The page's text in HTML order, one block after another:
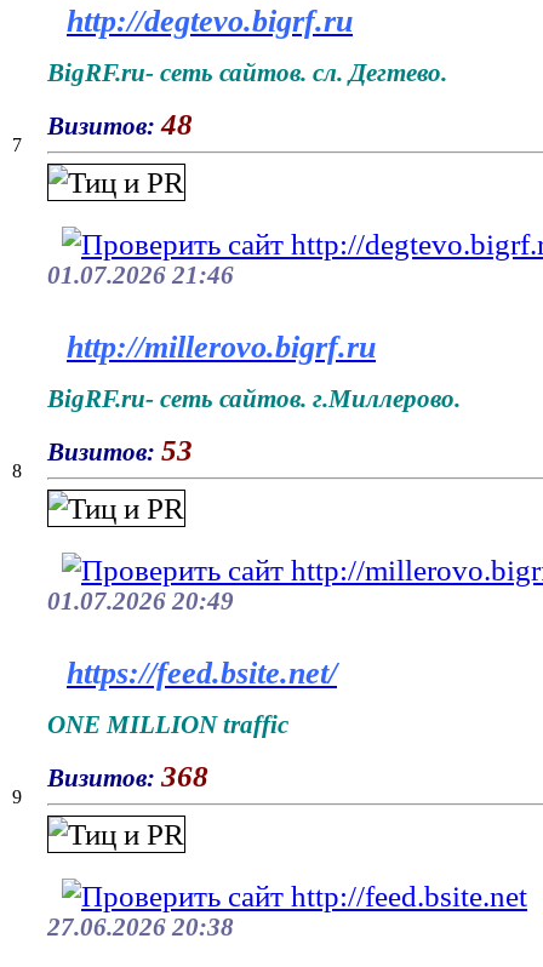
7
http://degtevo.bigrf.ru
BigRF.ru- сеть сайтов. сл. Дегтево.
Визитов: 48
01.07.2026 21:46
8
http://millerovo.bigrf.ru
BigRF.ru- сеть сайтов. г.Миллерово.
Визитов: 53
01.07.2026 20:49
9
https://feed.bsite.net/
ONE MILLION traffic
Визитов: 368
27.06.2026 20:38